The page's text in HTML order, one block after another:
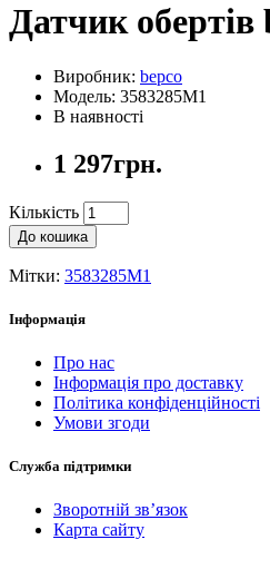
Датчик обертів
Виробник: bepco
Модель: 3583285M1
В наявності
1 297грн.
Кількість
До кошика
Мітки: 3583285M1
Інформація
Про нас
Інформація про доставку
Політика конфіденційності
Умови згоди
Служба підтримки
Зворотній зв’язок
Карта сайту